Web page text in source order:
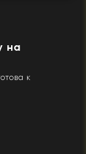
на
к